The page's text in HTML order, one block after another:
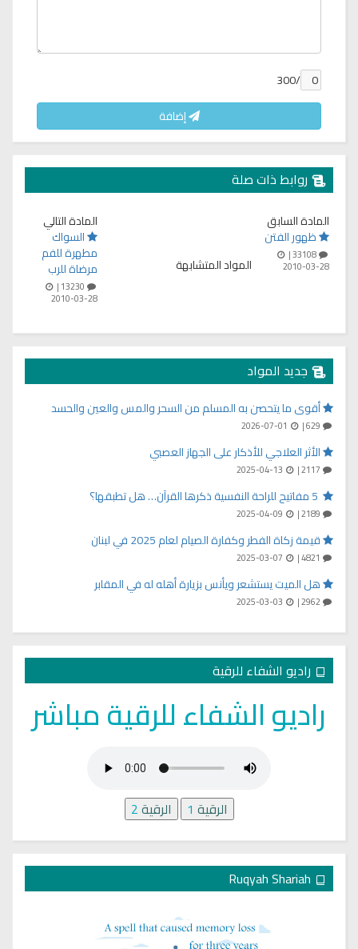
/300
إضافة
روابط ذات صلة
المادة السابق
ظهور الفتن
33108 |
2010-03-28 المواد المتشابهة
المادة التالي
السواك
مطهرة للفم
مرضاة للرب
2010-03-28
جديد المواد
أقوى ما يتحصن به المسلم من السحر والمس والعين والحسد
الأثر العلاجي للأذكار على الجهاز العصبي
قيمة زكاة الفطر وكفارة الصيام لعام 2025 في لبنان
هل الميت يستشعر ويأنس بزيارة أهله له في المقابر
راديو الشفاء للرقية
راديو الشفاء للرقية مباشر
الرقية 1 الرقية2